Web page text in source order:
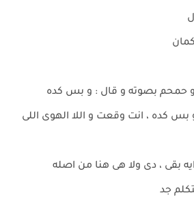
و حمحم بصوته و قال : و بس كده
كده ، انت وقعت و اللا الهوى اللى
بقى ، دى ولا هى هنا من اصله
جد